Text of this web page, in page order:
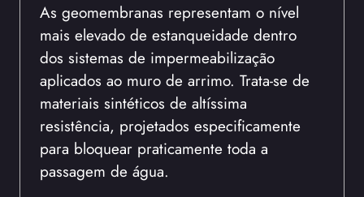
As geomembranas representam o nível
mais elevado de estanqueidade dentro
dos sistemas de impermeabilização
aplicados ao muro de arrimo. Trata-se de
materiais sintéticos de altíssima
resistência, projetados especificamente
para bloquear praticamente toda a
passagem de água.